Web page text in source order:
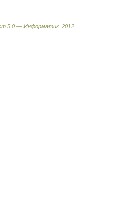
5.0 — Информатик. 2012